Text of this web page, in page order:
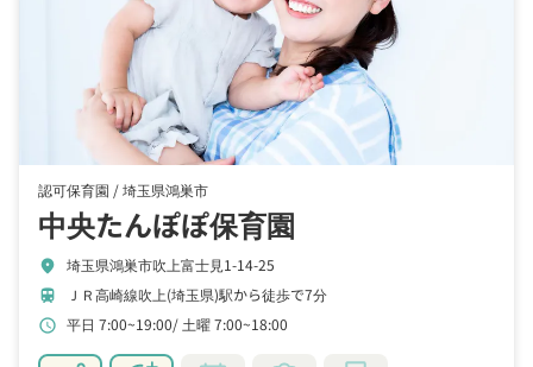
認可保育園 /埼玉県鴻巣市
中央たんぽぽ保育園
location_on 埼玉県鴻巣市吹上富士見1-14-25
train ＪＲ高崎線吹上(埼玉県)駅から徒歩で7分
schedule 平日 7:00~19:00 土曜 7:00~18:00